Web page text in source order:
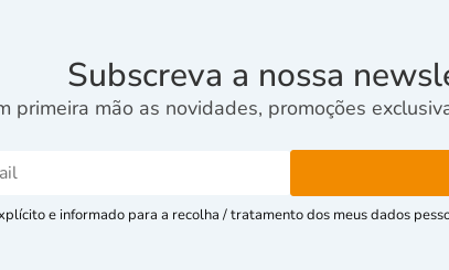
Subscreva a nossa
primeira mão as novidades, promoções
e informado para a recolha / tratamento dos meus dados